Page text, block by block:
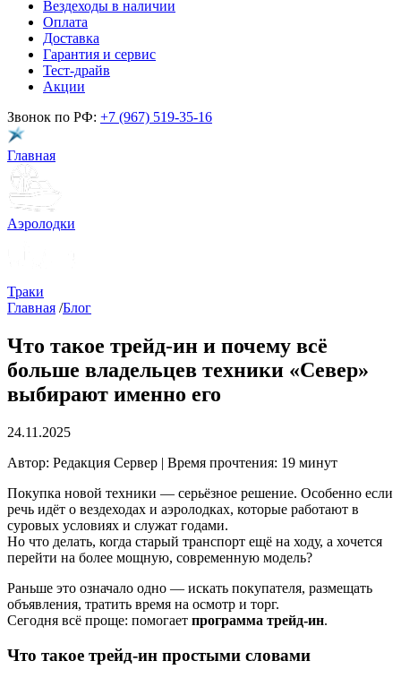
Вездеходы в наличии
Оплата
Доставка
Гарантия и сервис
Тест-драйв
Акции
Звонок по РФ: +7 (967) 519-35-16
Главная
Аэролодки
Траки
Главная /Блог
Что такое трейд-ин и почему всё
больше владельцев техники «Север»
выбирают именно его
24.11.2025
Автор: Редакция Сервер | Время прочтения: 19 минут
Покупка новой техники — серьёзное решение. Особенно если
речь идёт о вездеходах и аэролодках, которые работают в
суровых условиях и служат годами.
Но что делать, когда старый транспорт ещё на ходу, а хочется
перейти на более мощную, современную модель?
Раньше это означало одно — искать покупателя, размещать
объявления, тратить время на осмотр и торг.
Сегодня всё проще: помогает программа трейд-ин.
Что такое трейд-ин простыми словами